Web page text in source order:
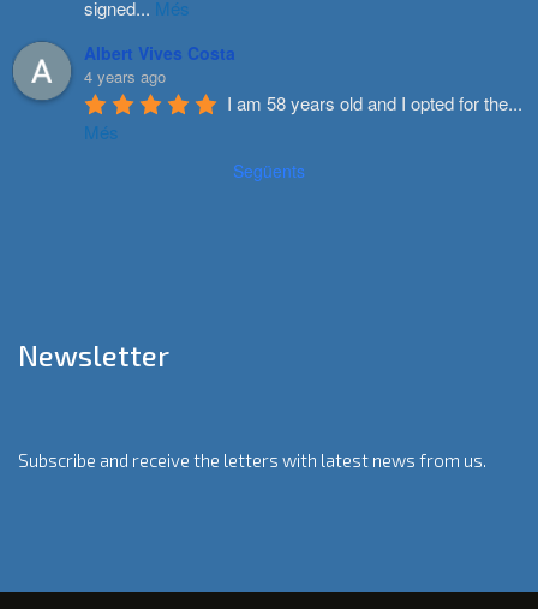
signed... Més
Albert Vives Costa
4 years ago
I am 58 years old and I opted for the...
Més
Següents
Newsletter
Subscribe and receive the letters with latest news from us.